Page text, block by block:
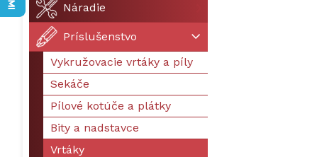
Náradie
Príslušenstvo
Vykružovacie vrtáky a píly
Sekáče
Pílové kotúče a plátky
Bity a nadstavce
Vrtáky